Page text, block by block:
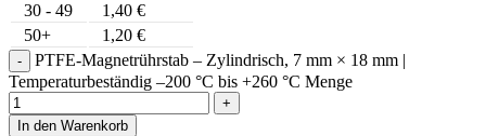
30 - 49
1,40 €
50+
1,20 €
PTFE-Magnetrührstab – Zylindrisch, 7 mm × 18 mm |
Temperaturbeständig –200 °C bis +260 °C Menge
In den Warenkorb